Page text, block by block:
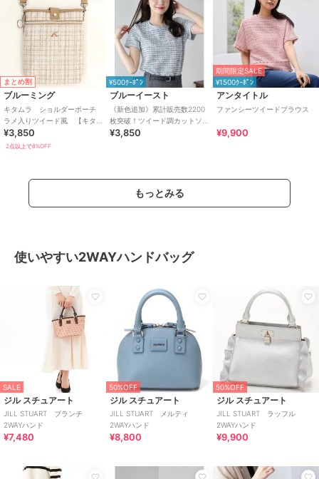
まとめ割
ブルーミング
キタムラ ショルダーポーチ
ラメ入りツイード風 【キタ
ムラ Kitamura】
¥3,850
2点以上で8%OFF
¥500ｸｰﾎﾟﾝ
ブルーイースト
《新色追加》累計販売数2200
枚突破！ツイード調カットソ
ー
¥3,850
期間限定SALE
¥1500ｸｰﾎﾟﾝ
アンタイトル
ファンシーツイードブラウス
¥9,900
もっとみる
使いやすい2WAYハンドバッグ
SALE
ジル スチュアート
JILL STUART ブランチ
2WAYハンド
¥7,480
50%OFF
ジル スチュアート
JILL STUART メルティ
2WAYハンド
¥8,800
50%OFF
ジル スチュアート
JILL STUART ラッフル
2WAYハンド
¥9,900